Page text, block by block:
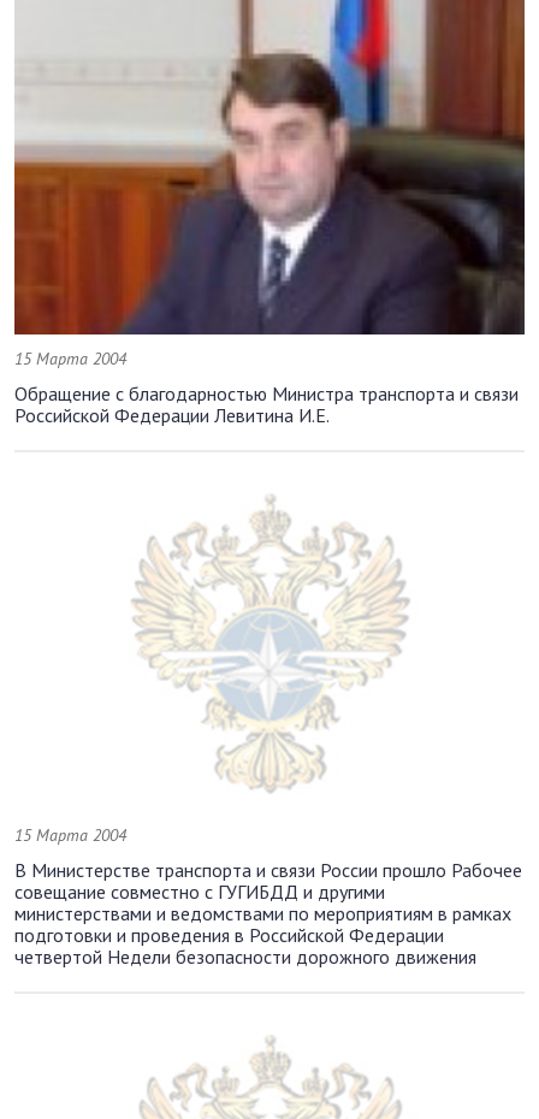
15 Марта 2004
Обращение с благодарностью Министра транспорта и связи
Российской Федерации Левитина И.Е.
15 Марта 2004
В Министерстве транспорта и связи России прошло Рабочее
совещание совместно с ГУГИБДД и другими
министерствами и ведомствами по мероприятиям в рамках
подготовки и проведения в Российской Федерации
четвертой Недели безопасности дорожного движения